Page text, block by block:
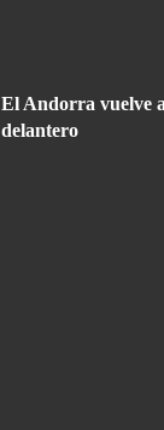
El Andorra vuelve
delantero